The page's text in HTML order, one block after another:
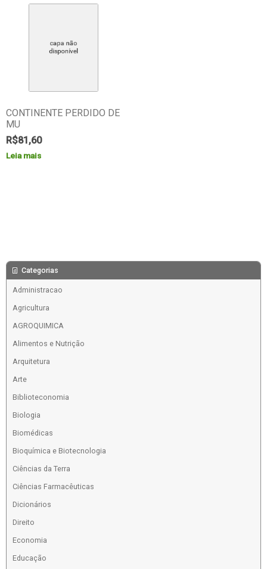
CONTINENTE PERDIDO DE
MU
R$81,60
Leia mais
Categorias
Administracao
Agricultura
AGROQUIMICA
Alimentos e Nutrição
Arquitetura
Arte
Biblioteconomia
Biologia
Biomédicas
Bioquímica e Biotecnologia
Ciências da Terra
Ciências Farmacêuticas
Dicionários
Direito
Economia
Educação